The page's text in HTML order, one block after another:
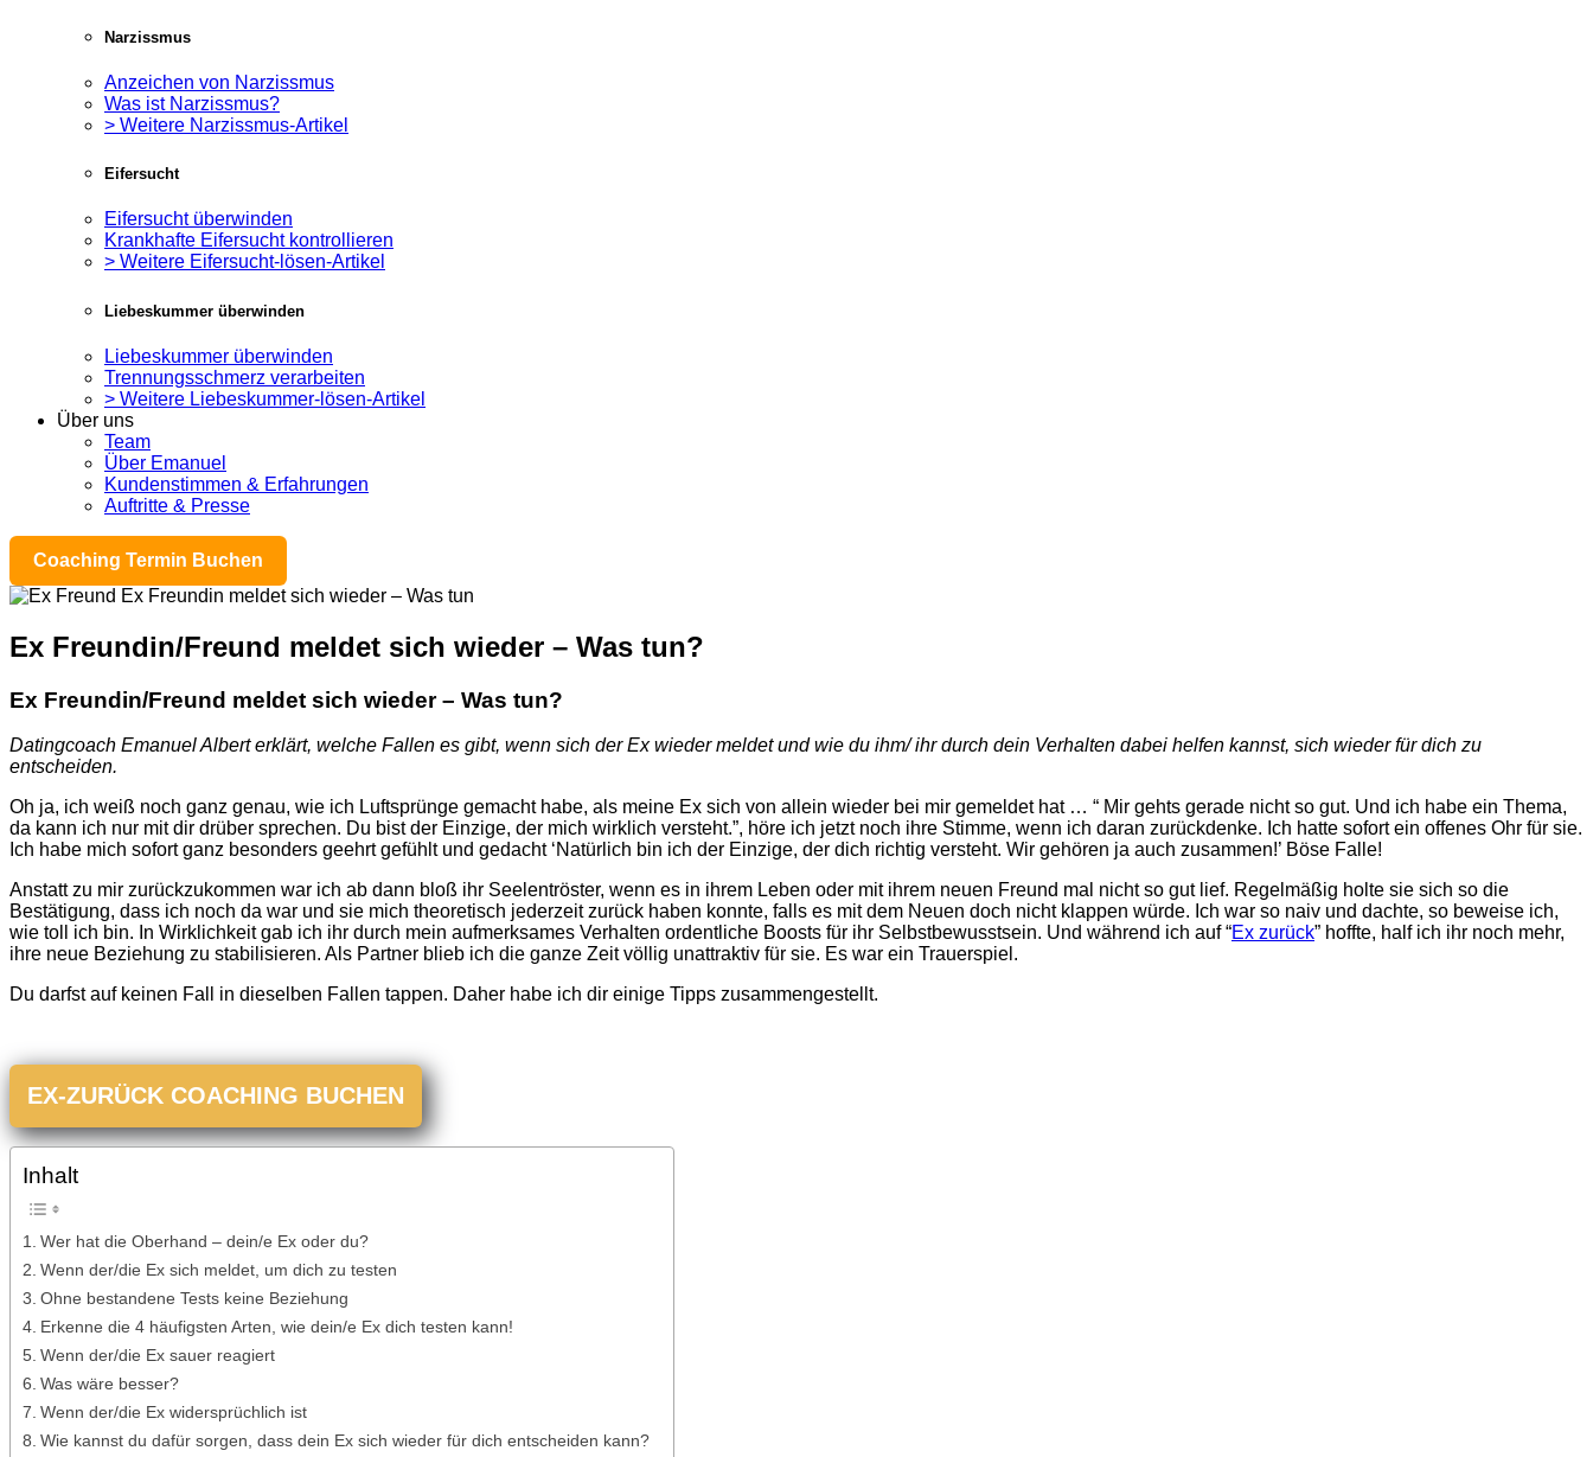
Narzissmus
Anzeichen von Narzissmus
Was ist Narzissmus?
> Weitere Narzissmus-Artikel
Eifersucht
Eifersucht überwinden
Krankhafte Eifersucht kontrollieren
> Weitere Eifersucht-lösen-Artikel
Liebeskummer überwinden
Liebeskummer überwinden
Trennungsschmerz verarbeiten
> Weitere Liebeskummer-lösen-Artikel
Über uns
Team
Über Emanuel
Kundenstimmen & Erfahrungen
Auftritte & Presse
Coaching Termin Buchen
Ex Freundin/Freund meldet sich wieder – Was tun?
Ex Freundin/Freund meldet sich wieder – Was tun?
Datingcoach Emanuel Albert erklärt, welche Fallen es gibt, wenn sich der Ex wieder meldet und wie du ihm/ ihr durch dein Verhalten dabei helfen kannst, sich wieder für dich zu
entscheiden.
Oh ja, ich weiß noch ganz genau, wie ich Luftsprünge gemacht habe, als meine Ex sich von allein wieder bei mir gemeldet hat … “ Mir gehts gerade nicht so gut. Und ich habe ein Thema,
da kann ich nur mit dir drüber sprechen. Du bist der Einzige, der mich wirklich versteht.”, höre ich jetzt noch ihre Stimme, wenn ich daran zurückdenke. Ich hatte sofort ein offenes Ohr für sie.
Ich habe mich sofort ganz besonders geehrt gefühlt und gedacht ‘Natürlich bin ich der Einzige, der dich richtig versteht. Wir gehören ja auch zusammen!’ Böse Falle!
Anstatt zu mir zurückzukommen war ich ab dann bloß ihr Seelentröster, wenn es in ihrem Leben oder mit ihrem neuen Freund mal nicht so gut lief. Regelmäßig holte sie sich so die
Bestätigung, dass ich noch da war und sie mich theoretisch jederzeit zurück haben konnte, falls es mit dem Neuen doch nicht klappen würde. Ich war so naiv und dachte, so beweise ich,
wie toll ich bin. In Wirklichkeit gab ich ihr durch mein aufmerksames Verhalten ordentliche Boosts für ihr Selbstbewusstsein. Und während ich auf “Ex zurück” hoffte, half ich ihr noch mehr,
ihre neue Beziehung zu stabilisieren. Als Partner blieb ich die ganze Zeit völlig unattraktiv für sie. Es war ein Trauerspiel.
Du darfst auf keinen Fall in dieselben Fallen tappen. Daher habe ich dir einige Tipps zusammengestellt.
EX-ZURÜCK COACHING BUCHEN
Inhalt
Wer hat die Oberhand – dein/e Ex oder du?
Wenn der/die Ex sich meldet, um dich zu testen
Ohne bestandene Tests keine Beziehung
Erkenne die 4 häufigsten Arten, wie dein/e Ex dich testen kann!
Wenn der/die Ex sauer reagiert
Was wäre besser?
Wenn der/die Ex widersprüchlich ist
Wie kannst du dafür sorgen, dass dein Ex sich wieder für dich entscheiden kann?